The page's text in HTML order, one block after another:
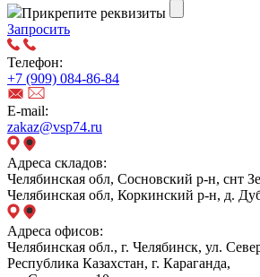
Прикрепите реквизиты
Запросить
Телефон:
+7 (909) 084-86-84
E-mail:
zakaz@vsp74.ru
Адреса складов:
Челябинская обл, Сосновский р-н, снт
Челябинская обл, Коркинский р-н, д.
Адреса офисов:
Челябинская обл., г. Челябинск, ул.
Республика Казахстан, г. Караганда,